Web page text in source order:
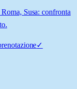
Susa: confronta
✓